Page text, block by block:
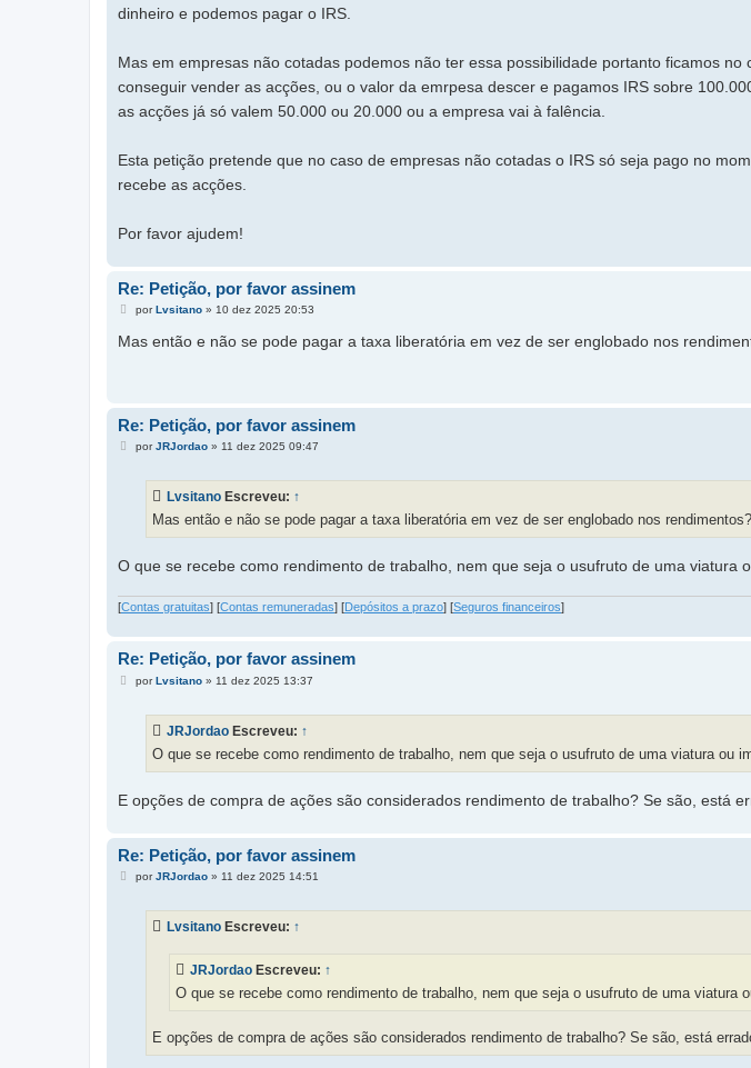
dinheiro e podemos pagar o IRS.
Mas em empresas não cotadas podemos não ter essa possibilidade portanto ficamos
conseguir vender as acções, ou o valor da emrpesa descer e pagamos IRS sobre
as acções já só valem 50.000 ou 20.000 ou a empresa vai à falência.
Esta petição pretende que no caso de empresas não cotadas o IRS só seja pago no
recebe as acções.
Por favor ajudem!
Re: Petição, por favor assinem
M
s
porLvsitano» 10 dez 2025 20:53
Mas então e não se pode pagar a taxa liberatória em vez de ser englobado nos
Re: Petição, por favor assinem
MporJRJordao» 11 dez 2025 09:47
Lvsitano Escreveu: ↑
Mas então e não se pode pagar a taxa liberatória em vez de ser englobado nos rendimentos?
O que se recebe como rendimento de trabalho, nem que seja o usufruto de uma viatura
[Contas gratuitas] [Contas remuneradas] [Depósitos a prazo] [Seguros financeiros]
Re: Petição, por favor assinem
MporLvsitano» 11 dez 2025 13:37
JRJordao Escreveu: ↑
O que se recebe como rendimento de trabalho, nem que seja o usufruto de uma viatura ou
E opções de compra de ações são considerados rendimento de trabalho? Se são, está
Re: Petição, por favor assinem
MporJRJordao» 11 dez 2025 14:51
Lvsitano Escreveu: ↑
JRJordao Escreveu: ↑
O que se recebe como rendimento de trabalho, nem que seja o usufruto de uma viatura
E opções de compra de ações são considerados rendimento de trabalho? Se são, está